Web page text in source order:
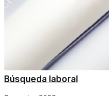
Búsqueda laboral